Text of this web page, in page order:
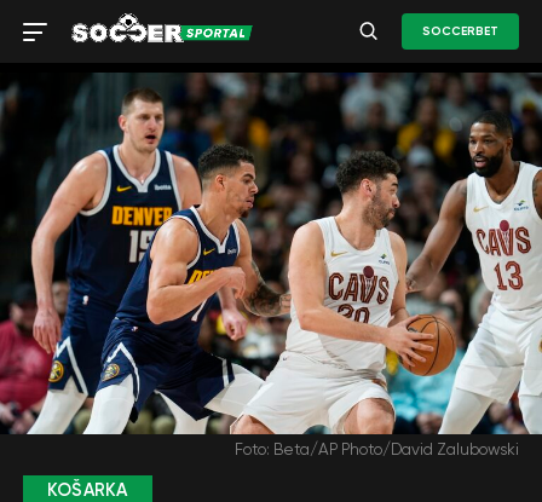
SOCCERBET
Foto: Beta/AP Photo/David Zalubowski
KOŠARKA